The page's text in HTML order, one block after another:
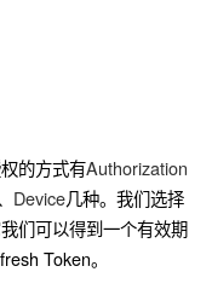
的方式有Authorization
Device几种。我们选择
们可以得到一个有效期
Token。